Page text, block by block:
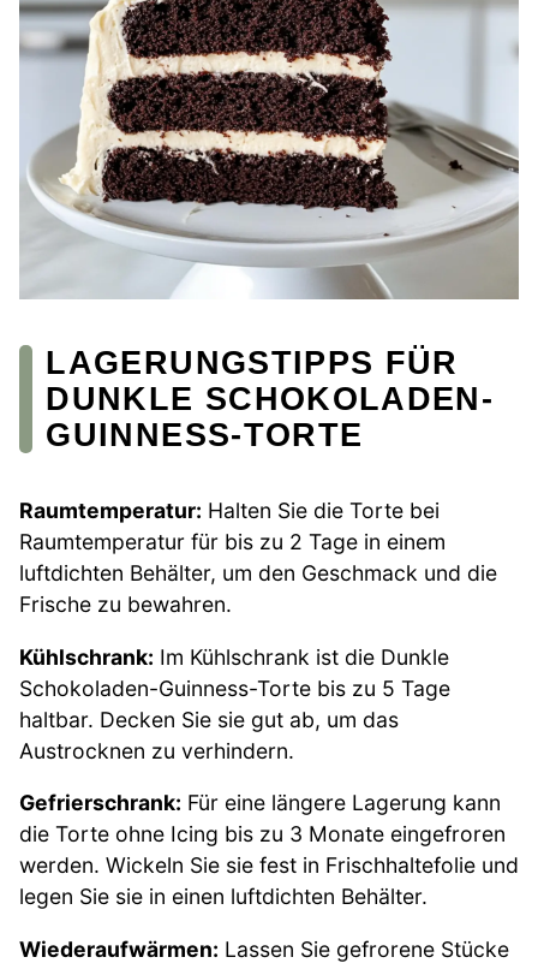
LAGERUNGSTIPPS FÜR
DUNKLE SCHOKOLADEN-
GUINNESS-TORTE
Raumtemperatur: Halten Sie die Torte bei
Raumtemperatur für bis zu 2 Tage in einem
luftdichten Behälter, um den Geschmack und die
Frische zu bewahren.
Kühlschrank: Im Kühlschrank ist die Dunkle
Schokoladen-Guinness-Torte bis zu 5 Tage
haltbar. Decken Sie sie gut ab, um das
Austrocknen zu verhindern.
Gefrierschrank: Für eine längere Lagerung kann
die Torte ohne Icing bis zu 3 Monate eingefroren
werden. Wickeln Sie sie fest in Frischhaltefolie und
legen Sie sie in einen luftdichten Behälter.
Wiederaufwärmen: Lassen Sie gefrorene Stücke